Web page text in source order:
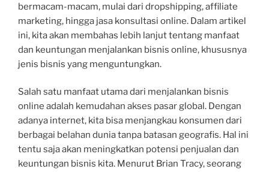
bermacam-macam, mulai dari dropshipping, affiliate
marketing, hingga jasa konsultasi online. Dalam artikel
ini, kita akan membahas lebih lanjut tentang manfaat
dan keuntungan menjalankan bisnis online, khususnya
jenis bisnis yang menguntungkan.
Salah satu manfaat utama dari menjalankan bisnis
online adalah kemudahan akses pasar global. Dengan
adanya internet, kita bisa menjangkau konsumen dari
berbagai belahan dunia tanpa batasan geografis. Hal ini
tentu saja akan meningkatkan potensi penjualan dan
keuntungan bisnis kita. Menurut Brian Tracy, seorang